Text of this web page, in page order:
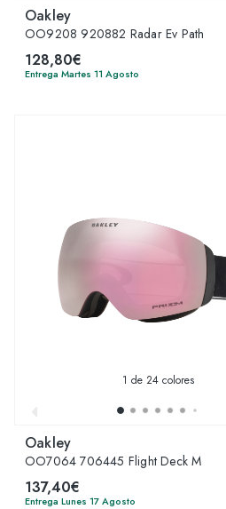
Oakley
OO9208 920882 Radar Ev Path
128,80€
Entrega Martes 11 Agosto
1 de 24 colores
Oakley
OO7064 706445 Flight Deck M
137,40€
Entrega Lunes 17 Agosto